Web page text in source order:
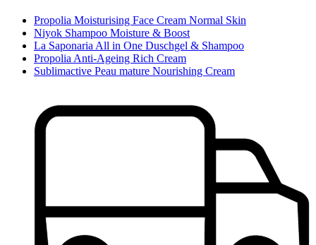
Propolia Moisturising Face Cream Normal Skin
Niyok Shampoo Moisture & Boost
La Saponaria All in One Duschgel & Shampoo
Propolia Anti-Ageing Rich Cream
Sublimactive Peau mature Nourishing Cream